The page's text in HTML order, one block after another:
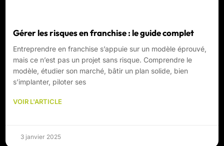
Gérer les risques en franchise : le guide complet
Entreprendre en franchise s’appuie sur un modèle éprouvé,
mais ce n’est pas un projet sans risque. Comprendre le
modèle, étudier son marché, bâtir un plan solide, bien
s’implanter, piloter ses
VOIR L'ARTICLE
3 janvier 2025